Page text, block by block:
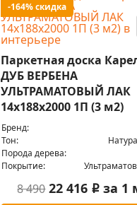
-164% скидка
Паркетная доска
ДУБ ВЕРБЕНА
УЛЬТРАМАТОВЫЙ ЛАК
14x188x2000 1П (3 м2)
Бренд:
Тон:
Порода дерева:
Покрытие:
8 490 22 416 i за 1